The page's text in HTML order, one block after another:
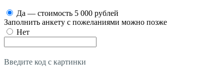
Да — стоимость 5 000 рублей
Заполнить анкету с пожеланиями можно позже
Нет
Введите код с картинки